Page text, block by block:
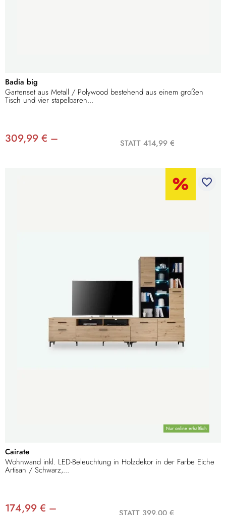
Badia big
Gartenset aus Metall / Polywood bestehend aus einem großen
Tisch und vier stapelbaren...
309,99 € – STATT 414,99 €
Nur online erhältlich
favorite_border
Cairate
Wohnwand inkl. LED-Beleuchtung in Holzdekor in der Farbe Eiche
Artisan / Schwarz,...
174,99 € –